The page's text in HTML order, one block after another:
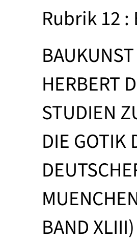
Rubrik 12 :
BAUKUNST
HERBERT
STUDIEN
DIE GOTIK
BAND